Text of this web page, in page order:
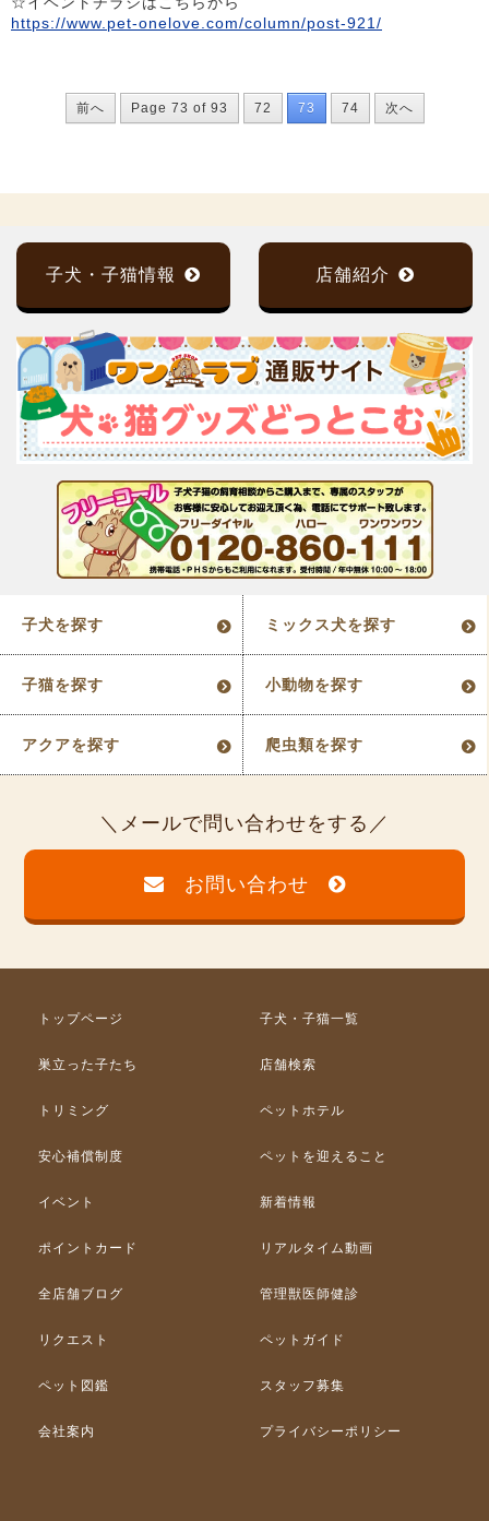
https://www.pet-onelove.com/column/post-921/
前へ Page 73 of 93 72 73 74 次へ
子犬・子猫情報 店舗紹介
子犬を探す ミックス犬を探す
子猫を探す 小動物を探す
アクアを探す 爬虫類を探す
メールで問い合わせをする
お問い合わせ
トップページ 子犬・子猫一覧
巣立った子たち 店舗検索
トリミング ペットホテル
安心補償制度 ペットを迎えること
イベント 新着情報
ポイントカード リアルタイム動画
全店舗ブログ 管理獣医師健診
リクエスト ペットガイド
ペット図鑑 スタッフ募集
会社案内 プライバシーポリシー